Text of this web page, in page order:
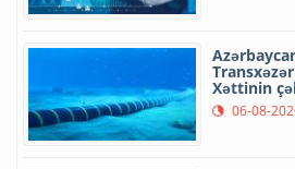
Xəttinin
06-08-